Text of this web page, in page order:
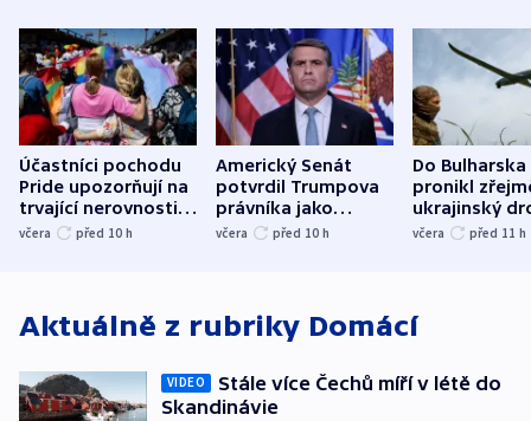
Účastníci pochodu
Pride upozorňují na
trvající nerovnosti i
společenskou
včera před 10 h
Americký Senát
potvrdil Trumpova
právníka jako
ministra
včera před 10 h
Do Bulharska
pronikl
ukrajinský
explodoval
včera před 11 h
Aktuálně z rubriky Domácí
VIDEO
Stále více Čechů míří v létě do
Skandinávie